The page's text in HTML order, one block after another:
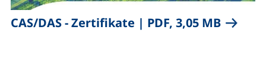
CAS/DAS - Zertifikate | PDF, 3,05 MB(öffnet